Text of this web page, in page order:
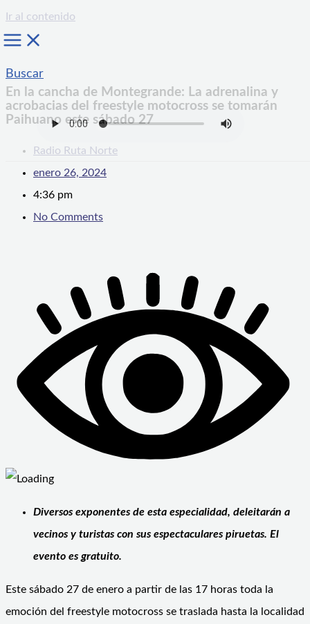
Ir al contenido
Buscar
En la cancha de Montegrande: La adrenalina y
acrobacias del freestyle motocross se tomarán
Paihuano este sábado 27
Radio Ruta Norte
enero 26, 2024
4:36 pm
No Comments
Diversos exponentes de esta especialidad, deleitarán a
vecinos y turistas con sus espectaculares piruetas. El
evento es gratuito.
Este sábado 27 de enero a partir de las 17 horas toda la
emoción del freestyle motocross se traslada hasta la localidad